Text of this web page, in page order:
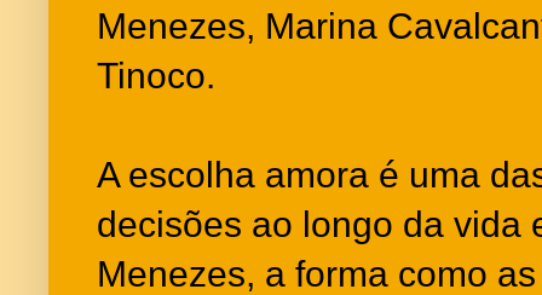
Menezes, Marina
Tinoco.
A escolha amora é uma
decisões ao longo da vida
Menezes, a forma como